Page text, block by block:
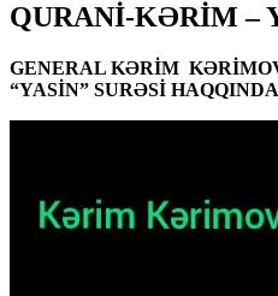
QURANİ-KƏRİM –
GENERAL KƏRİM
“YASİN” SURƏSİ